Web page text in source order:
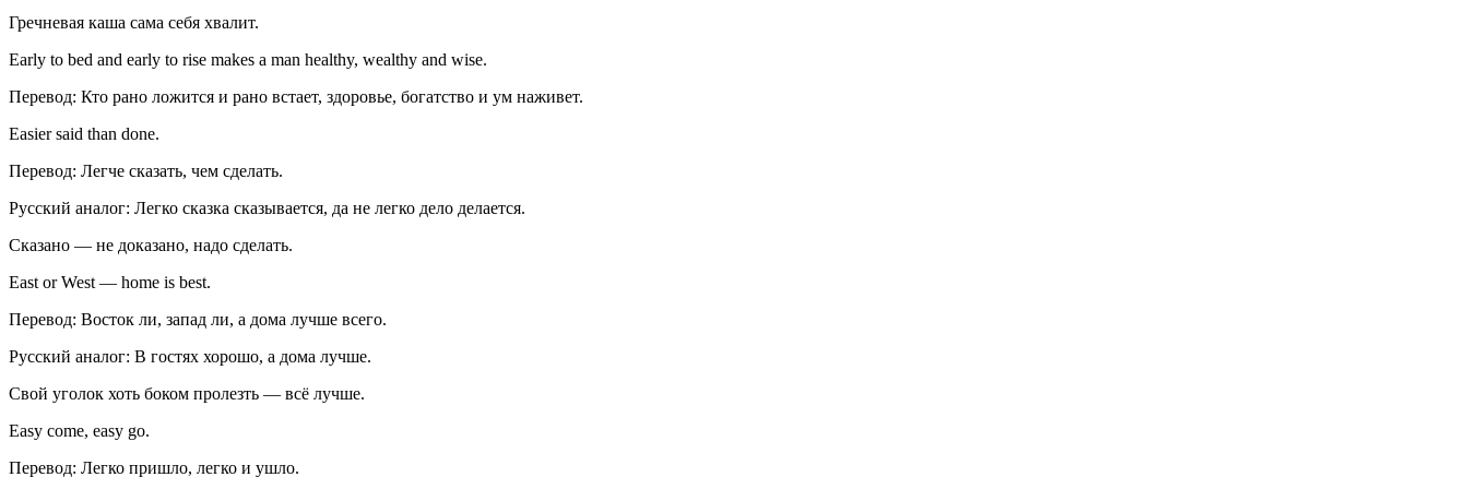
Гречневая каша сама себя хвалит.
Early to bed and early to rise makes a man healthy, wealthy and wise.
Перевод: Кто рано ложится и рано встает, здоровье, богатство и ум наживет.
Easier said than done.
Перевод: Легче сказать, чем сделать.
Русский аналог: Легко сказка сказывается, да не легко дело делается.
Сказано — не доказано, надо сделать.
East or West — home is best.
Перевод: Восток ли, запад ли, а дома лучше всего.
Русский аналог: В гостях хорошо, а дома лучше.
Свой уголок хоть боком пролезть — всё лучше.
Easy come, easy go.
Перевод: Легко пришло, легко и ушло.